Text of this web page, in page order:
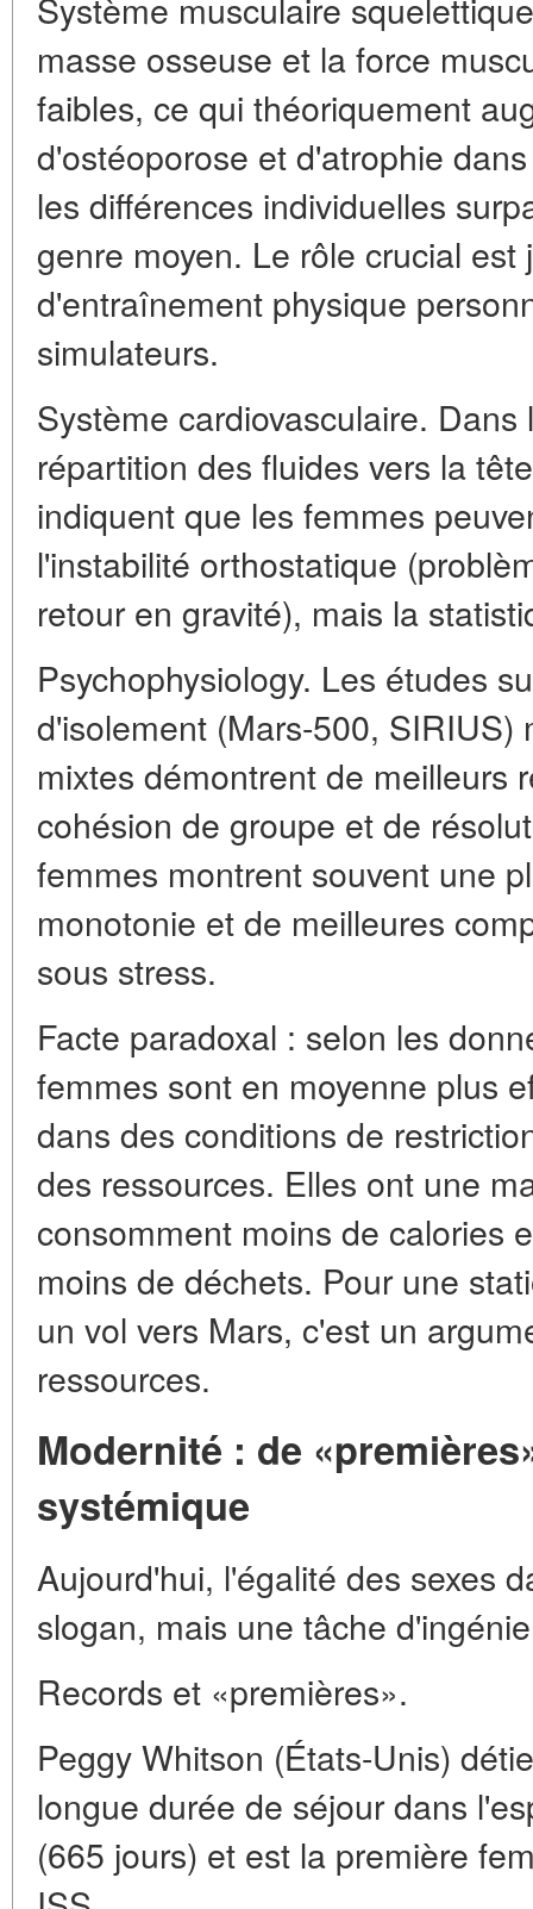
masse osseuse et la force
faibles, ce qui théoriquement
d'ostéoporose et d'atrophie
les différences individuelles
genre moyen. Le rôle crucial
d'entraînement physique
simulateurs.
Système cardiovasculaire.
répartition des fluides vers la
indiquent que les femmes
l'instabilité orthostatique
retour en gravité), mais la
Psychophysiology. Les études
d'isolement (Mars-500,
mixtes démontrent de meilleurs
cohésion de groupe et de
femmes montrent souvent une
monotonie et de meilleures
sous stress.
Facte paradoxal : selon les
femmes sont en moyenne plus
dans des conditions de
des ressources. Elles ont une
consomment moins de calories
moins de déchets. Pour une
un vol vers Mars, c'est un
ressources.
Modernité : de
systémique
Aujourd'hui, l'égalité des sexes
slogan, mais une tâche
Records et «premières».
Peggy Whitson (États-Unis)
longue durée de séjour dans
(665 jours) et est la première